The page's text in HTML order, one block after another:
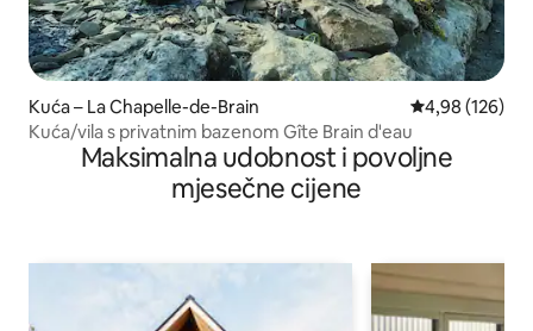
Kuća – La Chapelle-de-Brain Prosječna
4,98 (126)
Kuća/vila s privatnim bazenom Gîte Brain d'eau
Maksimalna udobnost i povoljne
mjesečne cijene